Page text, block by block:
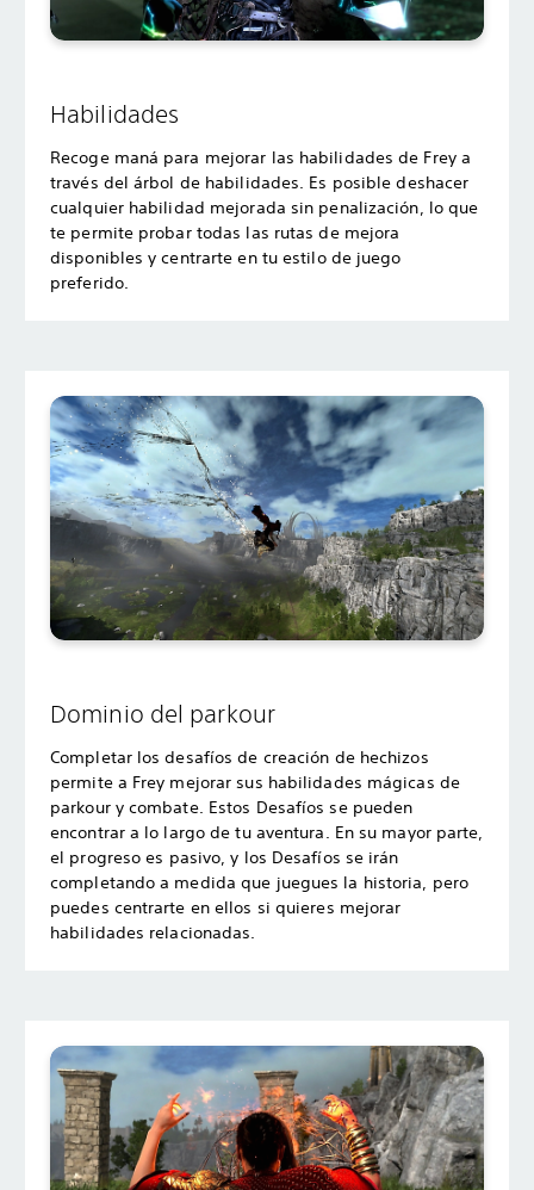
Habilidades
Recoge maná para mejorar las habilidades de Frey a
través del árbol de habilidades. Es posible deshacer
cualquier habilidad mejorada sin penalización, lo que
te permite probar todas las rutas de mejora
disponibles y centrarte en tu estilo de juego
preferido.
Dominio del parkour
Completar los desafíos de creación de hechizos
permite a Frey mejorar sus habilidades mágicas de
parkour y combate. Estos Desafíos se pueden
encontrar a lo largo de tu aventura. En su mayor parte,
el progreso es pasivo, y los Desafíos se irán
completando a medida que juegues la historia, pero
puedes centrarte en ellos si quieres mejorar
habilidades relacionadas.